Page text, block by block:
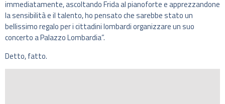
immediatamente, ascoltando Frida al pianoforte e apprezzandone
la sensibilità e il talento, ho pensato che sarebbe stato un
bellissimo regalo per i cittadini lombardi organizzare un suo
concerto a Palazzo Lombardia”.
Detto, fatto.